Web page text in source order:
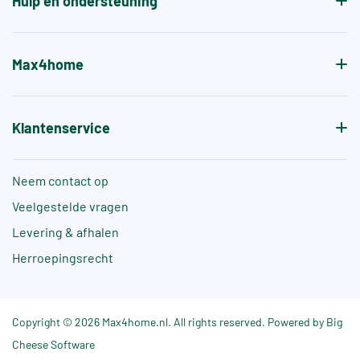
Max4home
Klantenservice
Neem contact op
Veelgestelde vragen
Levering & afhalen
Herroepingsrecht
Copyright © 2026 Max4home.nl. All rights reserved. Powered by Big
Cheese Software